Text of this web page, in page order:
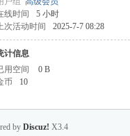
线时间
5 小时
次活动时间
2025-7-7 08:28
计信息
用空间
0 B
币
10
by Discuz! X3.4